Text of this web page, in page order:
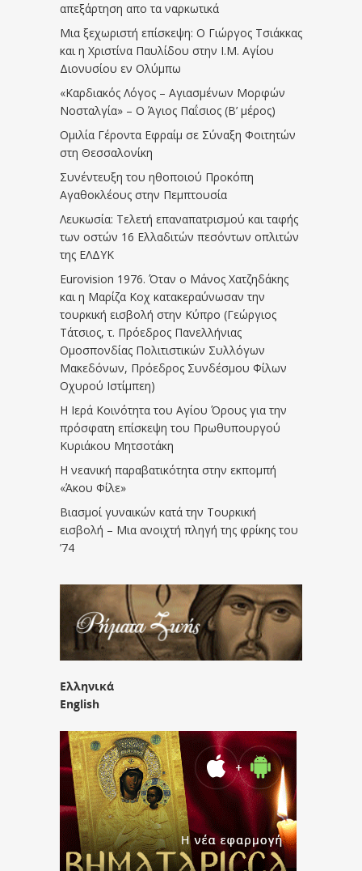
απεξάρτηση απο τα ναρκωτικά
Μια ξεχωριστή επίσκεψη: Ο Γιώργος Τσιάκκας
και η Χριστίνα Παυλίδου στην Ι.Μ. Αγίου
Διονυσίου εν Ολύμπω
«Καρδιακός Λόγος – Αγιασμένων Μορφών
Νοσταλγία» – Ο Άγιος Παΐσιος (Β’ μέρος)
Ομιλία Γέροντα Εφραίμ σε Σύναξη Φοιτητών
στη Θεσσαλονίκη
Συνέντευξη του ηθοποιού Προκόπη
Αγαθοκλέους στην Πεμπτουσία
Λευκωσία: Τελετή επαναπατρισμού και ταφής
των οστών 16 Ελλαδιτών πεσόντων οπλιτών
της ΕΛΔΥΚ
Eurovision 1976. Όταν ο Μάνος Χατζηδάκης
και η Μαρίζα Κοχ κατακεραύνωσαν την
τουρκική εισβολή στην Κύπρο (Γεώργιος
Τάτσιος, τ. Πρόεδρος Πανελλήνιας
Ομοσπονδίας Πολιτιστικών Συλλόγων
Μακεδόνων, Πρόεδρος Συνδέσμου Φίλων
Οχυρού Ιστίμπεη)
Η Ιερά Κοινότητα του Αγίου Όρους για την
πρόσφατη επίσκεψη του Πρωθυπουργού
Κυριάκου Μητσοτάκη
Η νεανική παραβατικότητα στην εκπομπή
«Άκου Φίλε»
Βιασμοί γυναικών κατά την Τουρκική
εισβολή – Μια ανοιχτή πληγή της φρίκης του
’74
Ελληνικά
English